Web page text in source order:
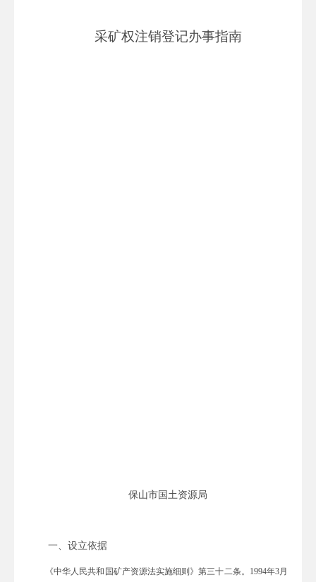
采矿权注销登记办事指南
保山市国土资源局
一、设立依据
《中华人民共和国矿产资源法实施细则》第三十二条。 1994年3月